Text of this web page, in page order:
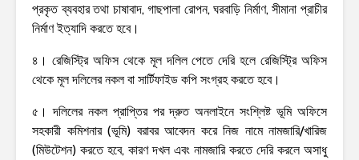
প্রকৃত ব্যবহার তথা চাষাবাদ, গাছপালা রোপন, ঘরবাড়ি নির্মাণ, সীমানা প্রাচীর
নির্মাণ ইত্যাদি করতে হবে।
৪। রেজিস্ট্রি অফিস থেকে মূল দলিল পেতে দেরি হলে রেজিস্ট্রি অফিস
থেকে মূল দলিলের নকল বা সার্টিফাইড কপি সংগ্রহ করতে হবে।
৫। দলিলের নকল প্রাপ্তির পর দ্রুত অনলাইনে সংশ্লিষ্ট ভূমি অফিসে
সহকারী কমিশনার (ভূমি) বরাবর আবেদন করে নিজ নামে নামজারি/খারিজ
(মিউটেশন) করতে হবে, কারণ দখল এবং নামজারি করতে দেরি করলে অসাধু